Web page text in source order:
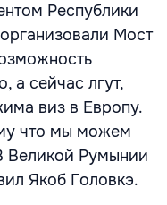
Республики
Мост
а сейчас лгут,
виз в Европу.
что мы можем
Великой Румынии
Якоб Головкэ.